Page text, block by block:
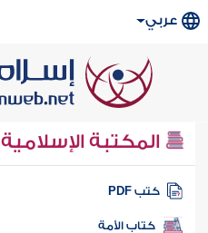
عربي
المكتبة الإسلامية
كتب PDF